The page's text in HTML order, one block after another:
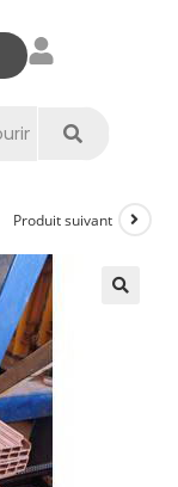
Produit suivant